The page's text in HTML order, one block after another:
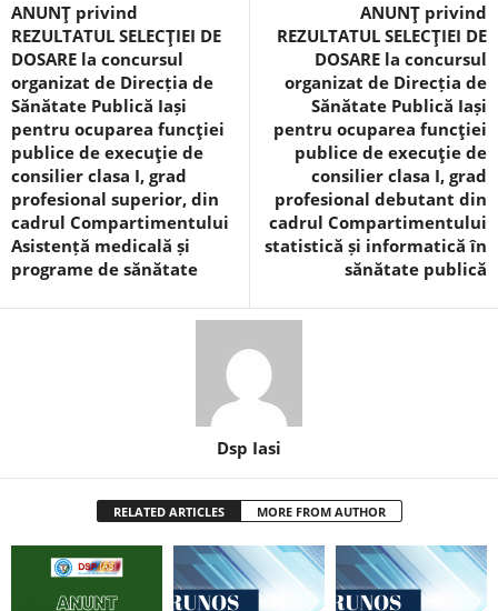
ANUNŢ privind
REZULTATUL SELECŢIEI DE
DOSARE la concursul
organizat de Direcția de
Sănătate Publică Iași
pentru ocuparea funcţiei
publice de execuţie de
consilier clasa I, grad
profesional superior, din
cadrul Compartimentului
Asistență medicală și
programe de sănătate
ANUNŢ privind
REZULTATUL SELECŢIEI DE
DOSARE la concursul
organizat de Direcția de
Sănătate Publică Iași
pentru ocuparea funcţiei
publice de execuţie de
consilier clasa I, grad
profesional debutant din
cadrul Compartimentului
statistică și informatică în
sănătate publică
Dsp Iasi
RELATED ARTICLES MORE FROM AUTHOR